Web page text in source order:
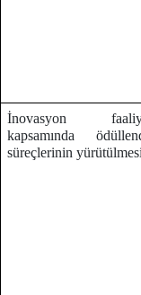
İnovasyon
kapsamında
süreçlerinin yürütülmesi